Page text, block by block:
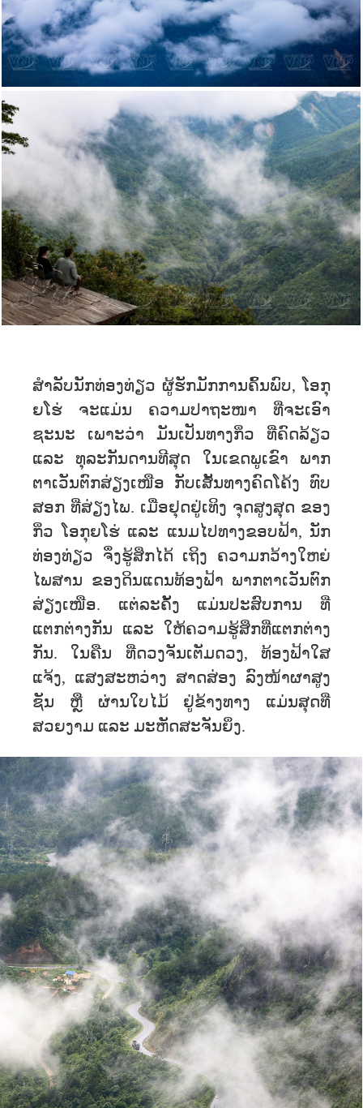
ສໍາລັບນັກທ່ອງທ່ຽວ ຜູ້ຮັກມັກການຄົ້ນພົບ, ໂອກຸ
ຍໂຮ່ ຈະແມ່ນ ຄວາມປາຖະໜາ ທີ່ຈະເອົາ
ຊະນະ ເພາະວ່າ ມັນເປັນທາງກິ່ວ ທີ່ຄົດລ້ຽວ
ແລະ ທຸລະກັນດານທີສຸດ ໃນເຂດພູເຂົາ ພາກ
ຕາເວັນຕົກສ່ຽງເໜືອ ກັບເສັ້ນທາງຄົດໂຄ້ງ ທົບ
ສອກ ທ່ີສ່ຽງໄພ. ເມື່ອຢຸດຢູ່ເທິງ ຈຸດສູງສຸດ ຂອງ
ກິ່ວ ໂອກຸຍໂຮ່ ແລະ ແນມໄປທາງຂອບຟ້າ, ນັກ
ທ່ອງທ່ຽວ ຈຶ່ງຮູ້ສຶກໄດ້ ເຖິງ ຄວາມກວ້າງໃຫຍ່
ໄພສານ ຂອງດິນແດນທ້ອງຟ້າ ພາກຕາເວັນຕົກ
ສ່ຽງເໜືອ. ແຕ່ລະຄັ້ງ ແມ່ນປະສົບການ ທີ່
ແຕກຕ່າງກັນ ແລະ ໃຫ້ຄວາມຮູ້ສຶກທີ່ແຕກຕ່າງ
ກັນ. ໃນຄືນ ທີ່ດວງຈັນເຕັມດວງ, ທ້ອງຟ້າໃສ
ແຈ້ງ, ແສງສະຫວ່າງ ສາດສ່ອງ ລົງໜ້າຜາສູງ
ຊັນ ຫຼື ຜ່ານໃບໄມ້ ຢູ່ຂ້າງທາງ ແມ່ນສຸດທີ່
ສວຍງາມ ແລະ ມະຫັດສະຈັນຍິ່ງ.